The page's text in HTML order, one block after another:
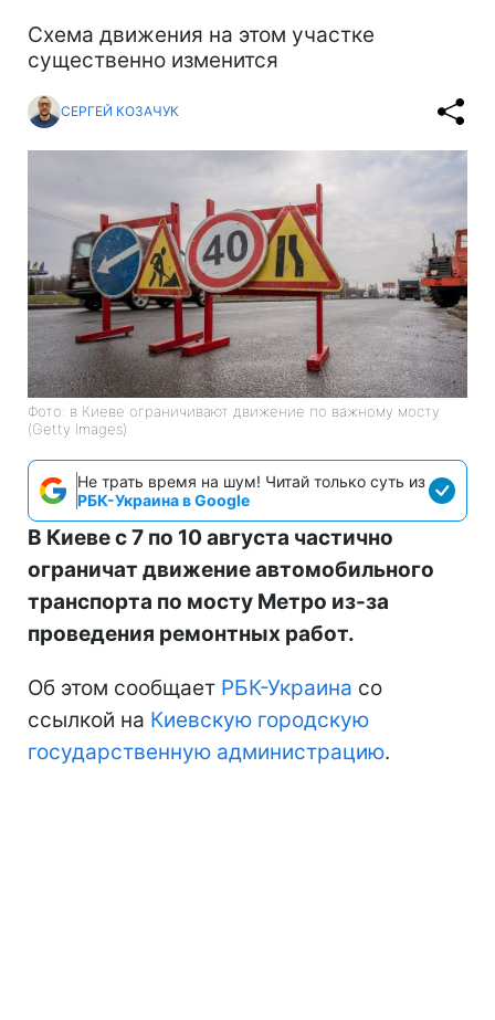
Схема движения на этом участке
существенно изменится
СЕРГЕЙ КОЗАЧУК
Фото: в Киеве ограничивают движение по важному мосту
(Getty Images)
Не трать время на шум! Читай только суть из
РБК-Украина в Google
В Киеве с 7 по 10 августа частично
ограничат движение автомобильного
транспорта по мосту Метро из-за
проведения ремонтных работ.
Об этом сообщает РБК-Украина со
ссылкой на Киевскую городскую
государственную администрацию.